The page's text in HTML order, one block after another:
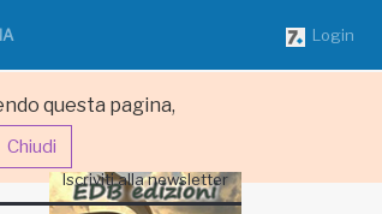
questa pagina,
Chiudi
Login
Iscriviti alla newsletter